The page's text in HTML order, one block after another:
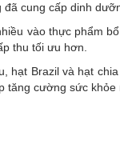
cung cấp dinh
vào thực phẩm
thu tối ưu hơn.
hạt Brazil và hạt
tăng cường sức